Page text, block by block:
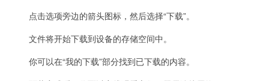
点击选项旁边的箭头图标，然后选择“下载”。
文件将开始下载到设备的存储空间中。
你可以在“我的下载”部分找到已下载的内容。